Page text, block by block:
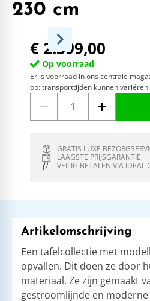
230 cm
€ 2.399,00
Op voorraad
Er is voorraad in ons centrale
op: transporttijden kunnen variëren.
GRATIS LUXE
LAAGSTE PRIJSGARANTIE
VEILIG BETALEN VIA IDEAL
Artikelomschrijving
Een tafelcollectie met
opvallen. Dit doen ze door
materiaal. Ze zijn gemaakt
gestroomlijnde en